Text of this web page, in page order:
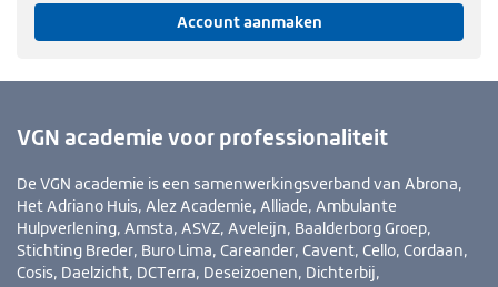
Account aanmaken
VGN academie voor professionaliteit
De VGN academie is een samenwerkingsverband van Abrona,
Het Adriano Huis, Alez Academie, Alliade, Ambulante
Hulpverlening, Amsta, ASVZ, Aveleijn, Baalderborg Groep,
Stichting Breder, Buro Lima, Careander, Cavent, Cello, Cordaan,
Cosis, Daelzicht, DCTerra, Deseizoenen, Dichterbij,